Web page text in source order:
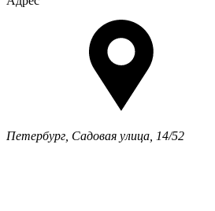
Петербург, Садовая улица, 14/52